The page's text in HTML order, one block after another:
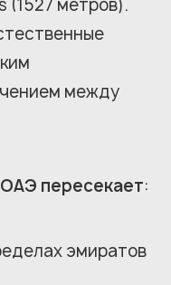
(1527 метров).
между
пересекает:
эмиратов